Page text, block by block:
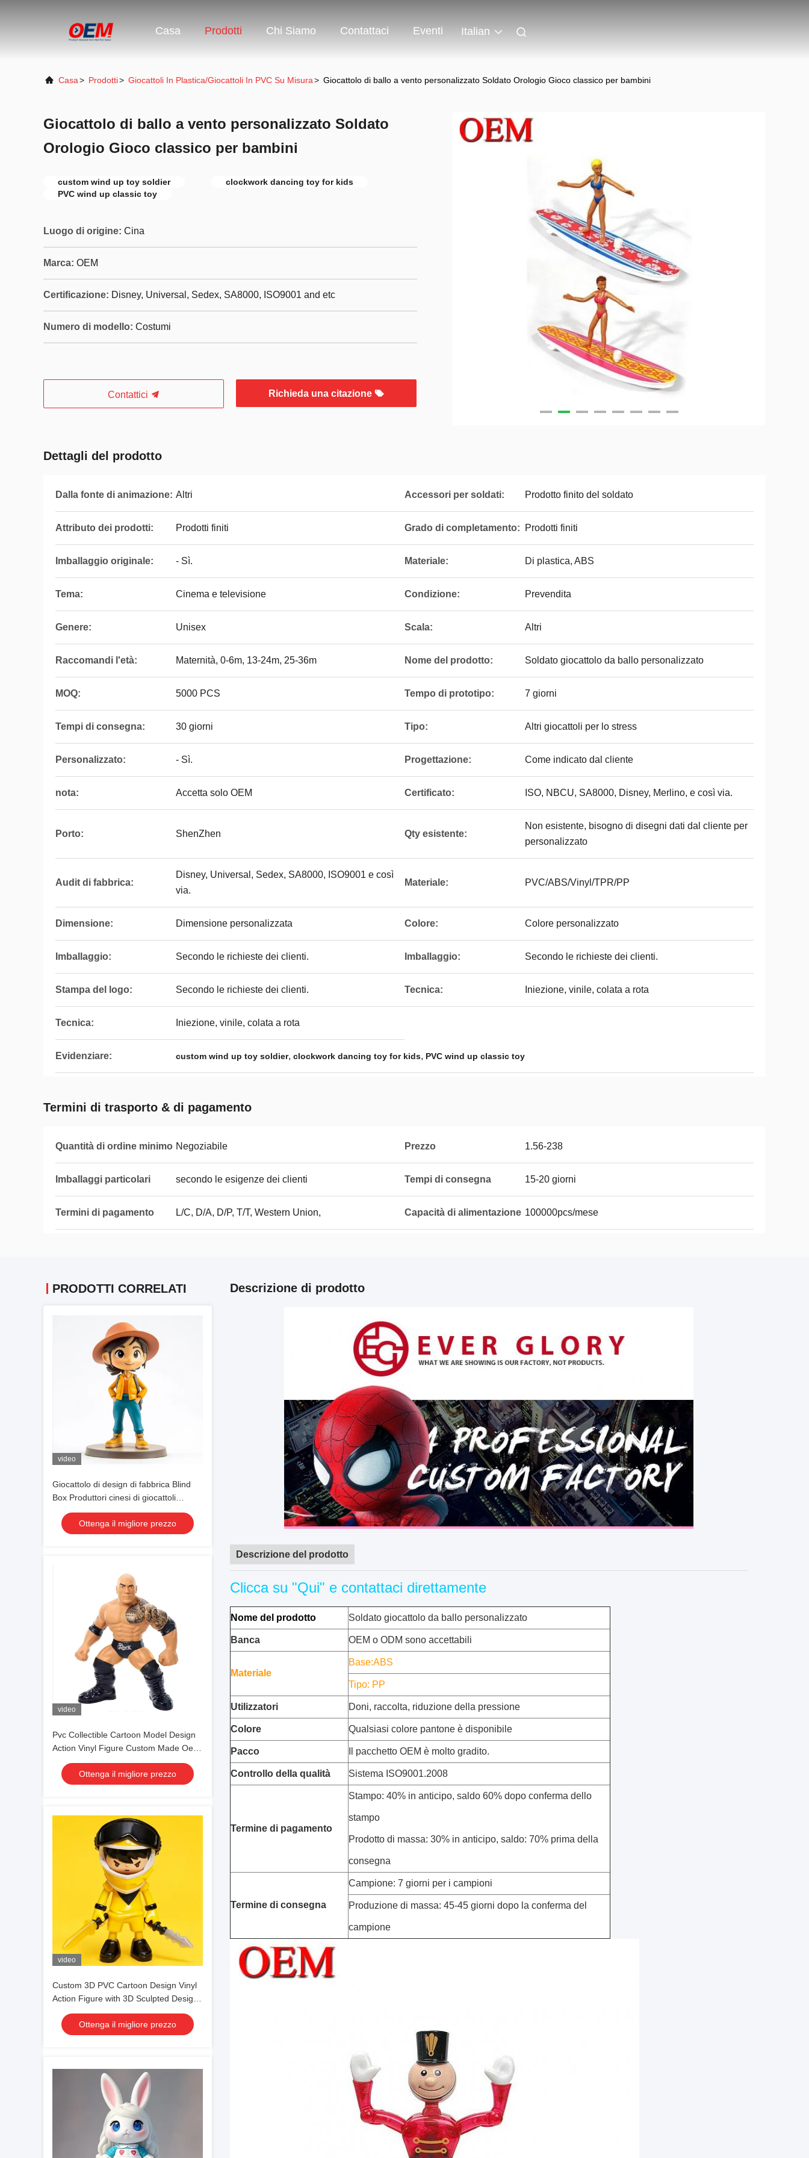
Casa Prodotti Chi Siamo Contattaci Eventi Italian
Casa> Prodotti> Giocattoli In Plastica/giocattoli In PVC Su Misura> Giocattolo di ballo a vento personalizzato Soldato Orologio Gioco classico per bambini
Giocattolo di ballo a vento personalizzato Soldato
Orologio Gioco classico per bambini
custom wind up toy soldier
clockwork dancing toy for kids
PVC wind up classic toy
Luogo di origine: Cina
Marca: OEM
Certificazione: Disney, Universal, Sedex, SA8000, ISO9001 and etc
Numero di modello: Costumi
Contattici Richieda una citazione
Dettagli del prodotto
Dalla fonte di animazione: Altri Accessori per soldati: Prodotto finito del soldato
Attributo dei prodotti: Prodotti finiti Grado di completamento: Prodotti finiti
Imballaggio originale: - Sì. Materiale: Di plastica, ABS
Tema: Cinema e televisione Condizione: Prevendita
Genere: Unisex Scala: Altri
Raccomandi l'età: Maternità, 0-6m, 13-24m, 25-36m Nome del prodotto: Soldato giocattolo da ballo personalizzato
MOQ: 5000 PCS Tempo di prototipo: 7 giorni
Tempi di consegna: 30 giorni Tipo: Altri giocattoli per lo stress
Personalizzato: - Sì. Progettazione: Come indicato dal cliente
nota: Accetta solo OEM Certificato: ISO, NBCU, SA8000, Disney, Merlino, e così via.
Porto: ShenZhen Qty esistente:
Non esistente, bisogno di disegni dati dal cliente per
personalizzato
Audit di fabbrica:
Disney, Universal, Sedex, SA8000, ISO9001 e così
via.
Materiale: PVC/ABS/Vinyl/TPR/PP
Dimensione: Dimensione personalizzata Colore: Colore personalizzato
Imballaggio: Secondo le richieste dei clienti. Imballaggio: Secondo le richieste dei clienti.
Stampa del logo: Secondo le richieste dei clienti. Tecnica: Iniezione, vinile, colata a rota
Tecnica: Iniezione, vinile, colata a rota
Evidenziare: custom wind up toy soldier, clockwork dancing toy for kids, PVC wind up classic toy
Termini di trasporto & di pagamento
Quantità di ordine minimo Negoziabile Prezzo 1.56-238
Imballaggi particolari secondo le esigenze dei clienti Tempi di consegna 15-20 giorni
Termini di pagamento L/C, D/A, D/P, T/T, Western Union, Capacità di alimentazione 100000pcs/mese
PRODOTTI CORRELATI
video
Giocattolo di design di fabbrica Blind
Box Produttori cinesi di giocattoli
personalizzati Personaggio anime per
ragazze e ragazzi
Ottenga il migliore prezzo
video
Pvc Collectible Cartoon Model Design
Action Vinyl Figure Custom Made Oem
Unisex Anime Animal Themed Logo
Personalized 3d Art Toy
Ottenga il migliore prezzo
video
Custom 3D PVC Cartoon Design Vinyl
Action Figure with 3D Sculpted Designs
for Ages 8 to 13 Years
Ottenga il migliore prezzo
Descrizione di prodotto
Descrizione del prodotto
Clicca su "Qui" e contattaci direttamente
Nome del prodotto Soldato giocattolo da ballo personalizzato
Banca OEM o ODM sono accettabili
Materiale
Base:ABS
Tipo: PP
Utilizzatori Doni, raccolta, riduzione della pressione
Colore Qualsiasi colore pantone è disponibile
Pacco Il pacchetto OEM è molto gradito.
Controllo della qualità Sistema ISO9001.2008
Termine di pagamento
Stampo: 40% in anticipo, saldo 60% dopo conferma dello
stampo
Prodotto di massa: 30% in anticipo, saldo: 70% prima della
consegna
Termine di consegna
Campione: 7 giorni per i campioni
Produzione di massa: 45-45 giorni dopo la conferma del
campione